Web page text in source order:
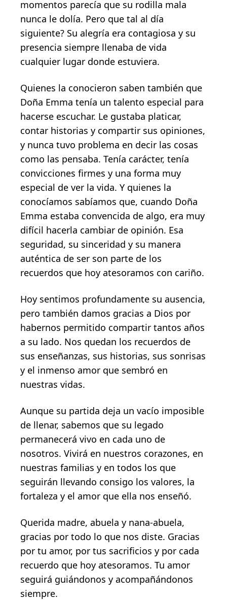
momentos parecía que su rodilla mala
nunca le dolía. Pero que tal al día
siguiente? Su alegría era contagiosa y su
presencia siempre llenaba de vida
cualquier lugar donde estuviera.
Quienes la conocieron saben también que
Doña Emma tenía un talento especial para
hacerse escuchar. Le gustaba platicar,
contar historias y compartir sus opiniones,
y nunca tuvo problema en decir las cosas
como las pensaba. Tenía carácter, tenía
convicciones firmes y una forma muy
especial de ver la vida. Y quienes la
conocíamos sabíamos que, cuando Doña
Emma estaba convencida de algo, era muy
difícil hacerla cambiar de opinión. Esa
seguridad, su sinceridad y su manera
auténtica de ser son parte de los
recuerdos que hoy atesoramos con cariño.
Hoy sentimos profundamente su ausencia,
pero también damos gracias a Dios por
habernos permitido compartir tantos años
a su lado. Nos quedan los recuerdos de
sus enseñanzas, sus historias, sus sonrisas
y el inmenso amor que sembró en
nuestras vidas.
Aunque su partida deja un vacío imposible
de llenar, sabemos que su legado
permanecerá vivo en cada uno de
nosotros. Vivirá en nuestros corazones, en
nuestras familias y en todos los que
seguirán llevando consigo los valores, la
fortaleza y el amor que ella nos enseñó.
Querida madre, abuela y nana-abuela,
gracias por todo lo que nos diste. Gracias
por tu amor, por tus sacrificios y por cada
recuerdo que hoy atesoramos. Tu amor
seguirá guiándonos y acompañándonos
siempre.